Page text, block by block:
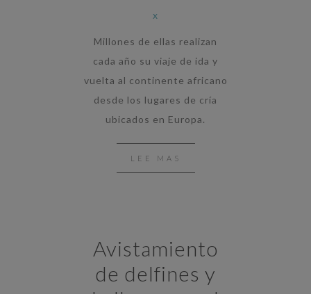
x
Millones de ellas realizan
cada año su viaje de ida y
vuelta al continente africano
desde los lugares de cría
ubicados en Europa.
LEE MAS
Avistamiento
de delfines y